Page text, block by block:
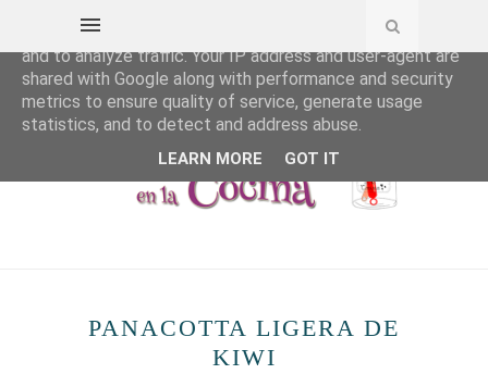
PANACOTTA LIGERA DE
KIWI
This site uses cookies from Google to deliver its services
and to analyze traffic. Your IP address and user-agent are
shared with Google along with performance and security
metrics to ensure quality of service, generate usage
statistics, and to detect and address abuse.
LEARN MORE GOT IT